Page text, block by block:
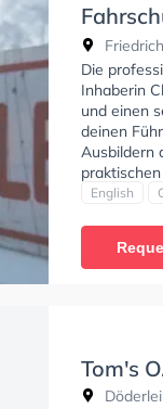
Schulz
Die
Inhaberin
und einen
deinen
Ausbildern
sich
stattfinden.
Beck-
English
Tom's